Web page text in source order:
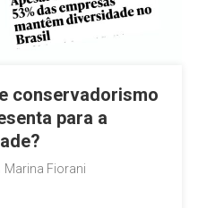
conservadorismo
para a
Marina Fiorani